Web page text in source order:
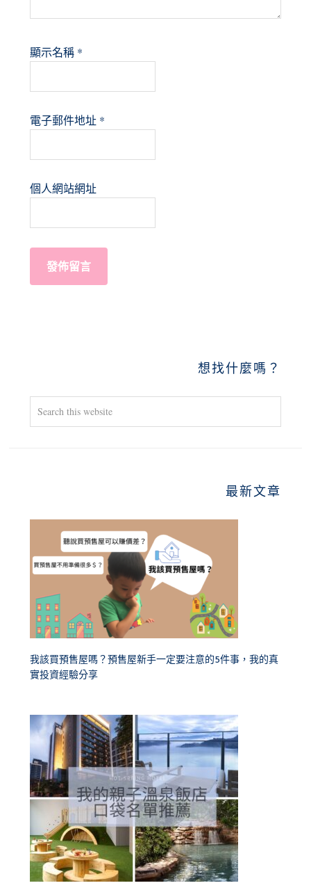
顯示名稱 *
電子郵件地址 *
個人網站網址
想找什麼嗎？
this
最新文章
我該買預售屋嗎？預售屋新手一定要注意的5件事，我的真
實投資經驗分享